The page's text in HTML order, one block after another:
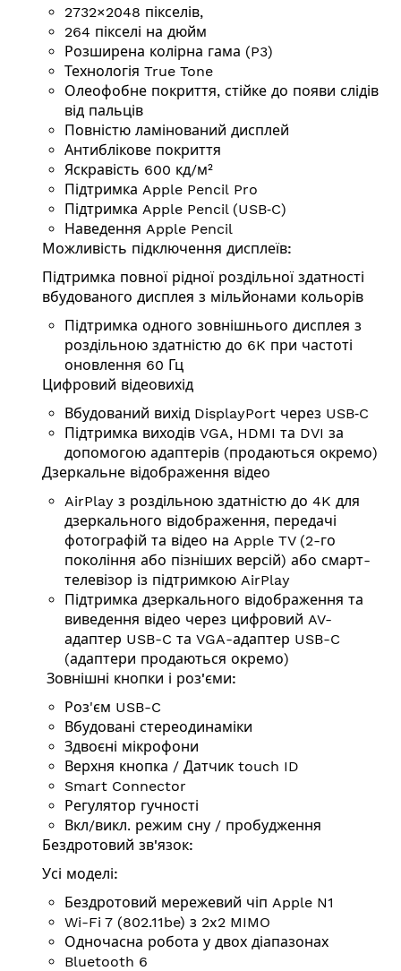
2732×2048 пікселів,
264 пікселі на дюйм
Розширена колірна гама (P3)
Технологія True Tone
Олеофобне покриття, стійке до появи слідів
від пальців
Повністю ламінований дисплей
Антиблікове покриття
Яскравість 600 кд/⁠м²
Підтримка Apple Pencil Pro
Підтримка Apple Pencil (USB‑C)
Наведення Apple Pencil
Можливість підключення дисплеїв:
Підтримка повної рідної роздільної здатності
вбудованого дисплея з мільйонами кольорів
Підтримка одного зовнішнього дисплея з
роздільною здатністю до 6K при частоті
оновлення 60 Гц
Цифровий відеовихід
Вбудований вихід DisplayPort через USB‑C
Підтримка виходів VGA, HDMI та DVI за
допомогою адаптерів (продаються окремо)
Дзеркальне відображення відео
AirPlay з роздільною здатністю до 4K для
дзеркального відображення, передачі
фотографій та відео на Apple TV (2-го
покоління або пізніших версій) або смарт-
телевізор із підтримкою AirPlay
Підтримка дзеркального відображення та
виведення відео через цифровий AV-
адаптер USB-C та VGA-адаптер USB-C
(адаптери продаються окремо)
Зовнішні кнопки і роз'єми:
Роз'єм USB-C
Вбудовані стереодинаміки
Здвоєні мікрофони
Верхня кнопка / Датчик touch ID
Smart Connector
Регулятор гучності
Вкл/викл. режим сну / пробудження
Бездротовий зв'язок:
Усі моделі:
Бездротовий мережевий чіп Apple N1
Wi-Fi 7 (802.11be) з 2x2 MIMO
Одночасна робота у двох діапазонах
Bluetooth 6